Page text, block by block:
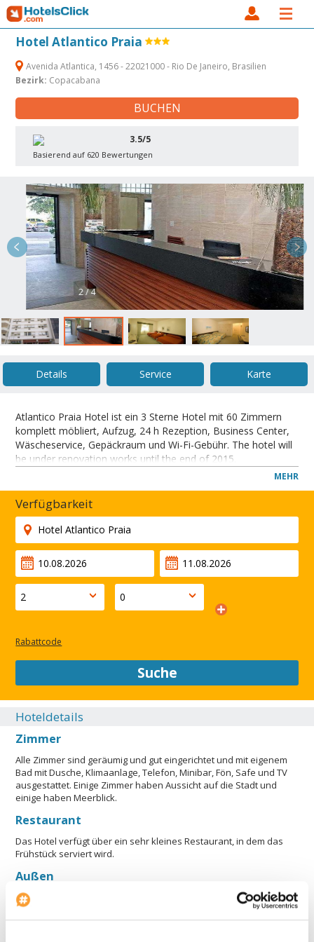
Hotel Atlantico Praia
Avenida Atlantica, 1456 - 22021000 - Rio De Janeiro, Brasilien
Bezirk: Copacabana
BUCHEN
3.5/5
Basierend auf 620 Bewertungen
2 / 4
Details Service Karte
Atlantico Praia Hotel ist ein 3 Sterne Hotel mit 60 Zimmern
komplett möbliert, Aufzug, 24 h Rezeption, Business Center,
Wäscheservice, Gepäckraum und Wi-Fi-Gebühr. The hotel will
be under renovation works until the end of 2015.
Das Hotel befindet sich nahe dem Stadtzentrum und dem
Mountain und Arpoador Beach sind in der Nähe.
MEHR
Verfügbarkeit
Rabattcode
Suche
Hoteldetails
Zimmer
Alle Zimmer sind geräumig und gut eingerichtet und mit eigenem
Bad mit Dusche, Klimaanlage, Telefon, Minibar, Fön, Safe und TV
ausgestattet. Einige Zimmer haben Aussicht auf die Stadt und
einige haben Meerblick.
Restaurant
Das Hotel verfügt über ein sehr kleines Restaurant, in dem das
Frühstück serviert wird.
Außen
Das Hotel liegt in einem schönen, hohen Altbau.
Lobby